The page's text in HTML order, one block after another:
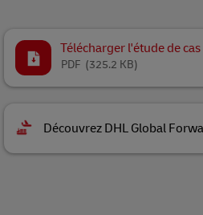
Télécharger l'étude de cas
(325.2 KB)
PDF
Découvrez DHL Global